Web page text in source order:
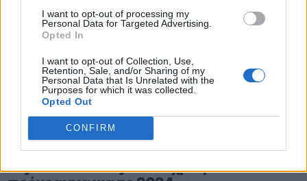
I want to opt-out of processing my
Personal Data for Targeted Advertising.
Opted In
I want to opt-out of Collection, Use,
Retention, Sale, and/or Sharing of my
Personal Data that Is Unrelated with the
Purposes for which it was collected.
Opted Out
CONFIRM
Βασίλης Μυλωνάς|13/12/2023 17:20
Toyota Yaris Rally1: Νέα χρώματα – Το